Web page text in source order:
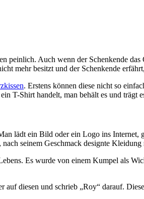
peinlich. Auch wenn der Schenkende
mehr besitzt und der Schenkende
. Erstens können diese nicht so
T-Shirt handelt, man behält es und trägt
lädt ein Bild oder ein Logo ins
seinem Geschmack designte
Es wurde von einem Kumpel als
diesen und schrieb „Roy“ darauf.